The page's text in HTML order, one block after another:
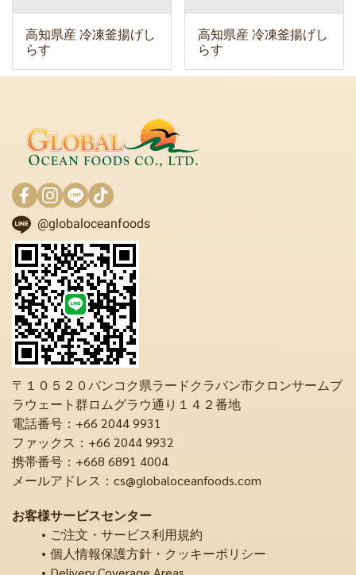
高知県産 冷凍釜揚げし
らす
高知県産 冷凍釜揚げし
らす
@globaloceanfoods
〒１０５２０バンコク県ラードクラバン市クロンサームプ
ラウェート群ロムグラウ通り１４２番地
電話番号：+66 2044 9931
ファックス：+66 2044 9932
携帯番号：+668 6891 4004
メールアドレス：cs@globaloceanfoods.com
お客様サービスセンター
ご注文・サービス利用規約
個人情報保護方針・クッキーポリシー